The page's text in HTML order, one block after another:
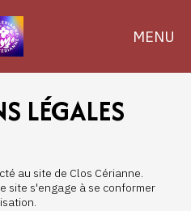
MENU
LÉGALES
au site de Clos Cérianne.
site s'engage à se conformer